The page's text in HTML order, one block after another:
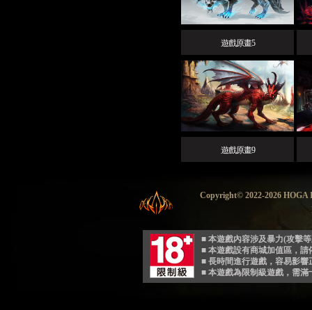
遊戲原畫5
遊戲原畫9
Copyright© 2022-2026
■ 本遊戲內容涉及暴力(攻擊
■ 本遊戲設有商城加值區，
■ 長時間進行遊戲，容易影
■ 本遊戲為限制級遊戲，需